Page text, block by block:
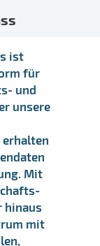
ist
für
und
unsere
Mit
hinaus
mit